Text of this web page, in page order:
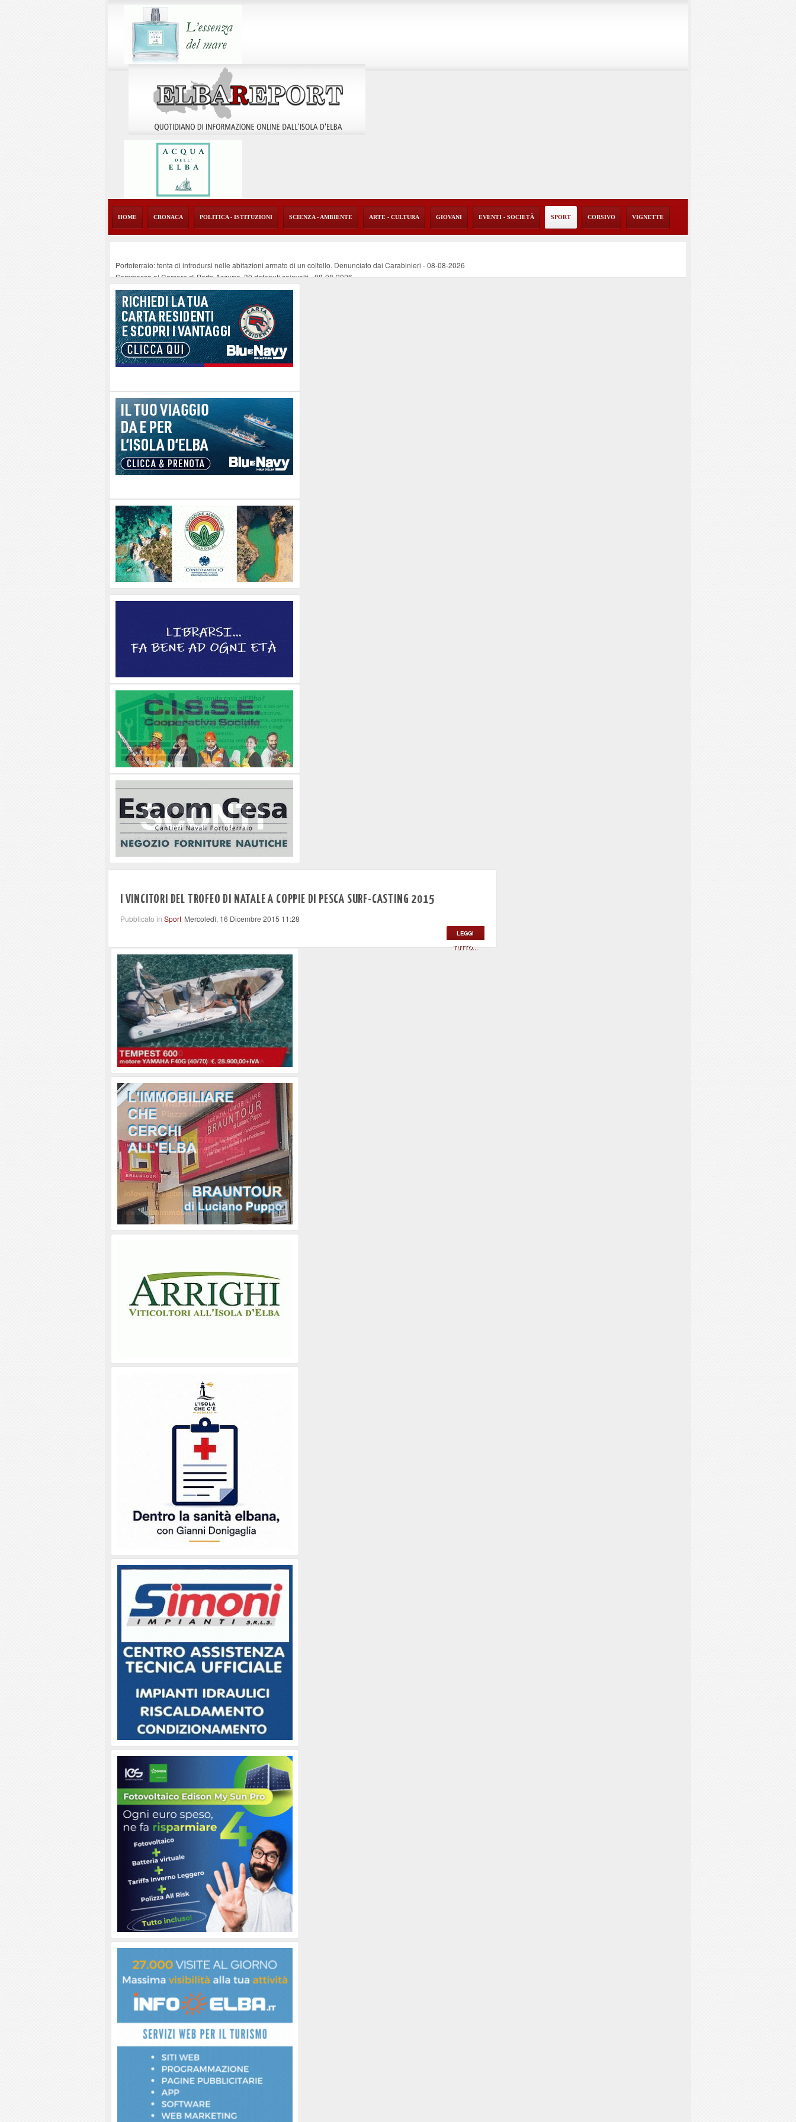
HOME CRONACA POLITICA - ISTITUZIONI SCIENZA - AMBIENTE ARTE - CULTURA GIOVANI EVENTI - SOCIETÀ SPORT CORSIVO VIGNETTE
Portoferraio: tenta di introdursi nelle abitazioni armato di un coltello. Denunciato dai Carabinieri -08-08-2026
Sommossa al Carcere di Porto Azzurro, 30 detenuti coinvolti-08-08-2026
“Diamanti all’Inferno nell’infinito” e il teatro come esercizio del dubbio
Mola ripulita dagli scout Agesci della Valsusa e Legambiente
La grave carenza di medici Usmaf sta creando notevoli disagi ai lavoratori marittimi e alle aziende
I VINCITORI DEL TROFEO DI NATALE A COPPIE DI PESCA SURF-CASTING 2015
Pubblicato in Sport Mercoledì, 16 Dicembre 2015 11:28
LEGGI
TUTTO...